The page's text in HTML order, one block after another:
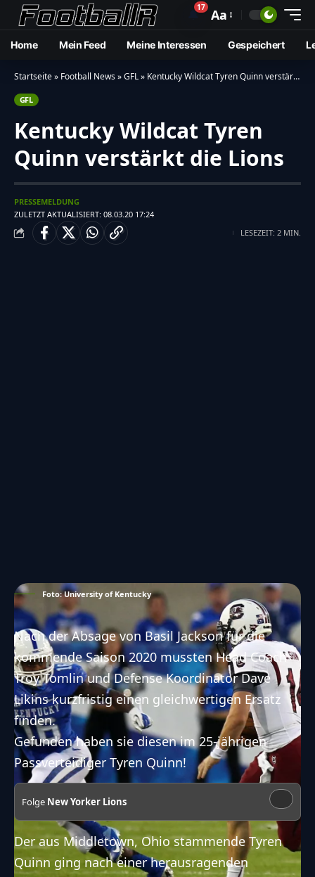
🔔17 Aa
Home Mein Feed Meine Interessen Gespeichert
Startseite» Football News»GFL» Kentucky Wildcat Tyren Quinn verstärkt die Lions
GFL
Kentucky Wildcat Tyren
Quinn verstärkt die Lions
ZULETZT AKTUALISIERT: 08.03.20 17:24
PRESSEMELDUNG
LESEZEIT: 2 MIN.
Foto: University of Kentucky
Nach der Absage von Basil Jackson für die
kommende Saison 2020 mussten Head Coach
Troy Tomlin und Defense Koordinator Dave
Likins kurzfristig einen gleichwertigen Ersatz
finden.
Gefunden haben sie diesen im 25-jährigen
Passverteidiger Tyren Quinn!
Folge New Yorker Lions
Der aus Middletown, Ohio stammende Tyren
Quinn ging nach einer herausragenden